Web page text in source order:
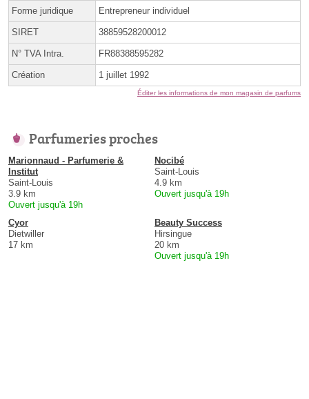
Forme juridique Entrepreneur individuel
SIRET 38859528200012
N° TVA Intra. FR88388595282
Création 1 juillet 1992
Éditer les informations de mon magasin de parfums
Parfumeries proches
Marionnaud - Parfumerie &
Institut
Saint-Louis
3.9 km
Ouvert jusqu'à 19h
Nocibé
Saint-Louis
4.9 km
Ouvert jusqu'à 19h
Cyor
Dietwiller
17 km
Beauty Success
Hirsingue
20 km
Ouvert jusqu'à 19h